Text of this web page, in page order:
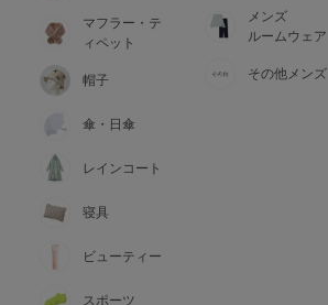
マフラー・テ
ィペット
帽子
傘・日傘
レインコート
寝具
ビューティー
スポーツ
メンズ
ルームウェア
その他メンズ